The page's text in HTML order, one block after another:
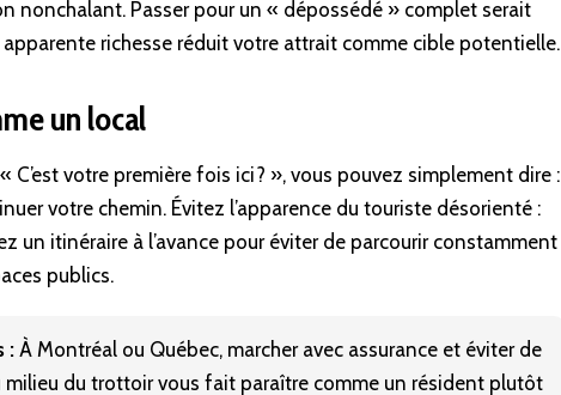
nonchalant. Passer pour un « dépossédé » complet serait
richesse réduit votre attrait comme cible potentielle.
un local
C’est votre première fois ici? », vous pouvez simplement dire :
votre chemin. Évitez l’apparence du touriste désorienté :
un itinéraire à l’avance pour éviter de parcourir constamment
publics.
:À Montréal ou Québec, marcher avec assurance et éviter de
milieu du trottoir vous fait paraître comme un résident plutôt